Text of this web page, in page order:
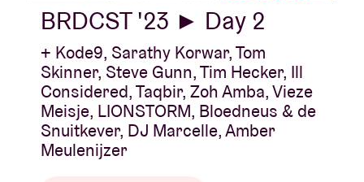
BRDCST '23 ► Day 2
+ Kode9, Sarathy Korwar, Tom
Skinner, Steve Gunn, Tim Hecker, Ill
Considered, Taqbir, Zoh Amba, Vieze
Meisje, LIONSTORM, Bloedneus & de
Snuitkever, DJ Marcelle, Amber
Meulenijzer